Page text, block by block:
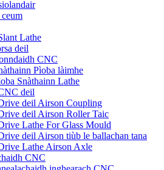
Lathe
deil
CNC
Pìoba làimhe
Snàthainn Lathe
deil
deil Airson Coupling
deil Airson Roller Taic
Lathe For Glass Mould
deil Airson tiùb le ballachan tana
Lathe Airson Axle
CNC